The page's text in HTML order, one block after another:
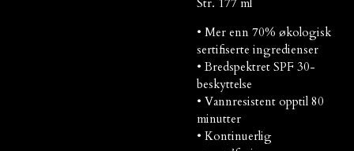
• Mer enn 70% økologisk
sertifiserte ingredienser
• Bredspektret SPF 30-
beskyttelse
• Vannresistent opptil 80
minutter
• Kontinuerlig